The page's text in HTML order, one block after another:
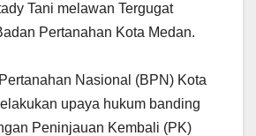
Tani melawan Tergugat
Pertanahan Kota Medan.
Nasional (BPN) Kota
upaya hukum banding
Peninjauan Kembali (PK)